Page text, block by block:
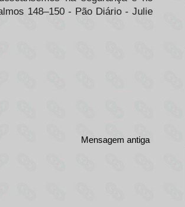
148–150 - Pão Diário - Julie
Mensagem antiga